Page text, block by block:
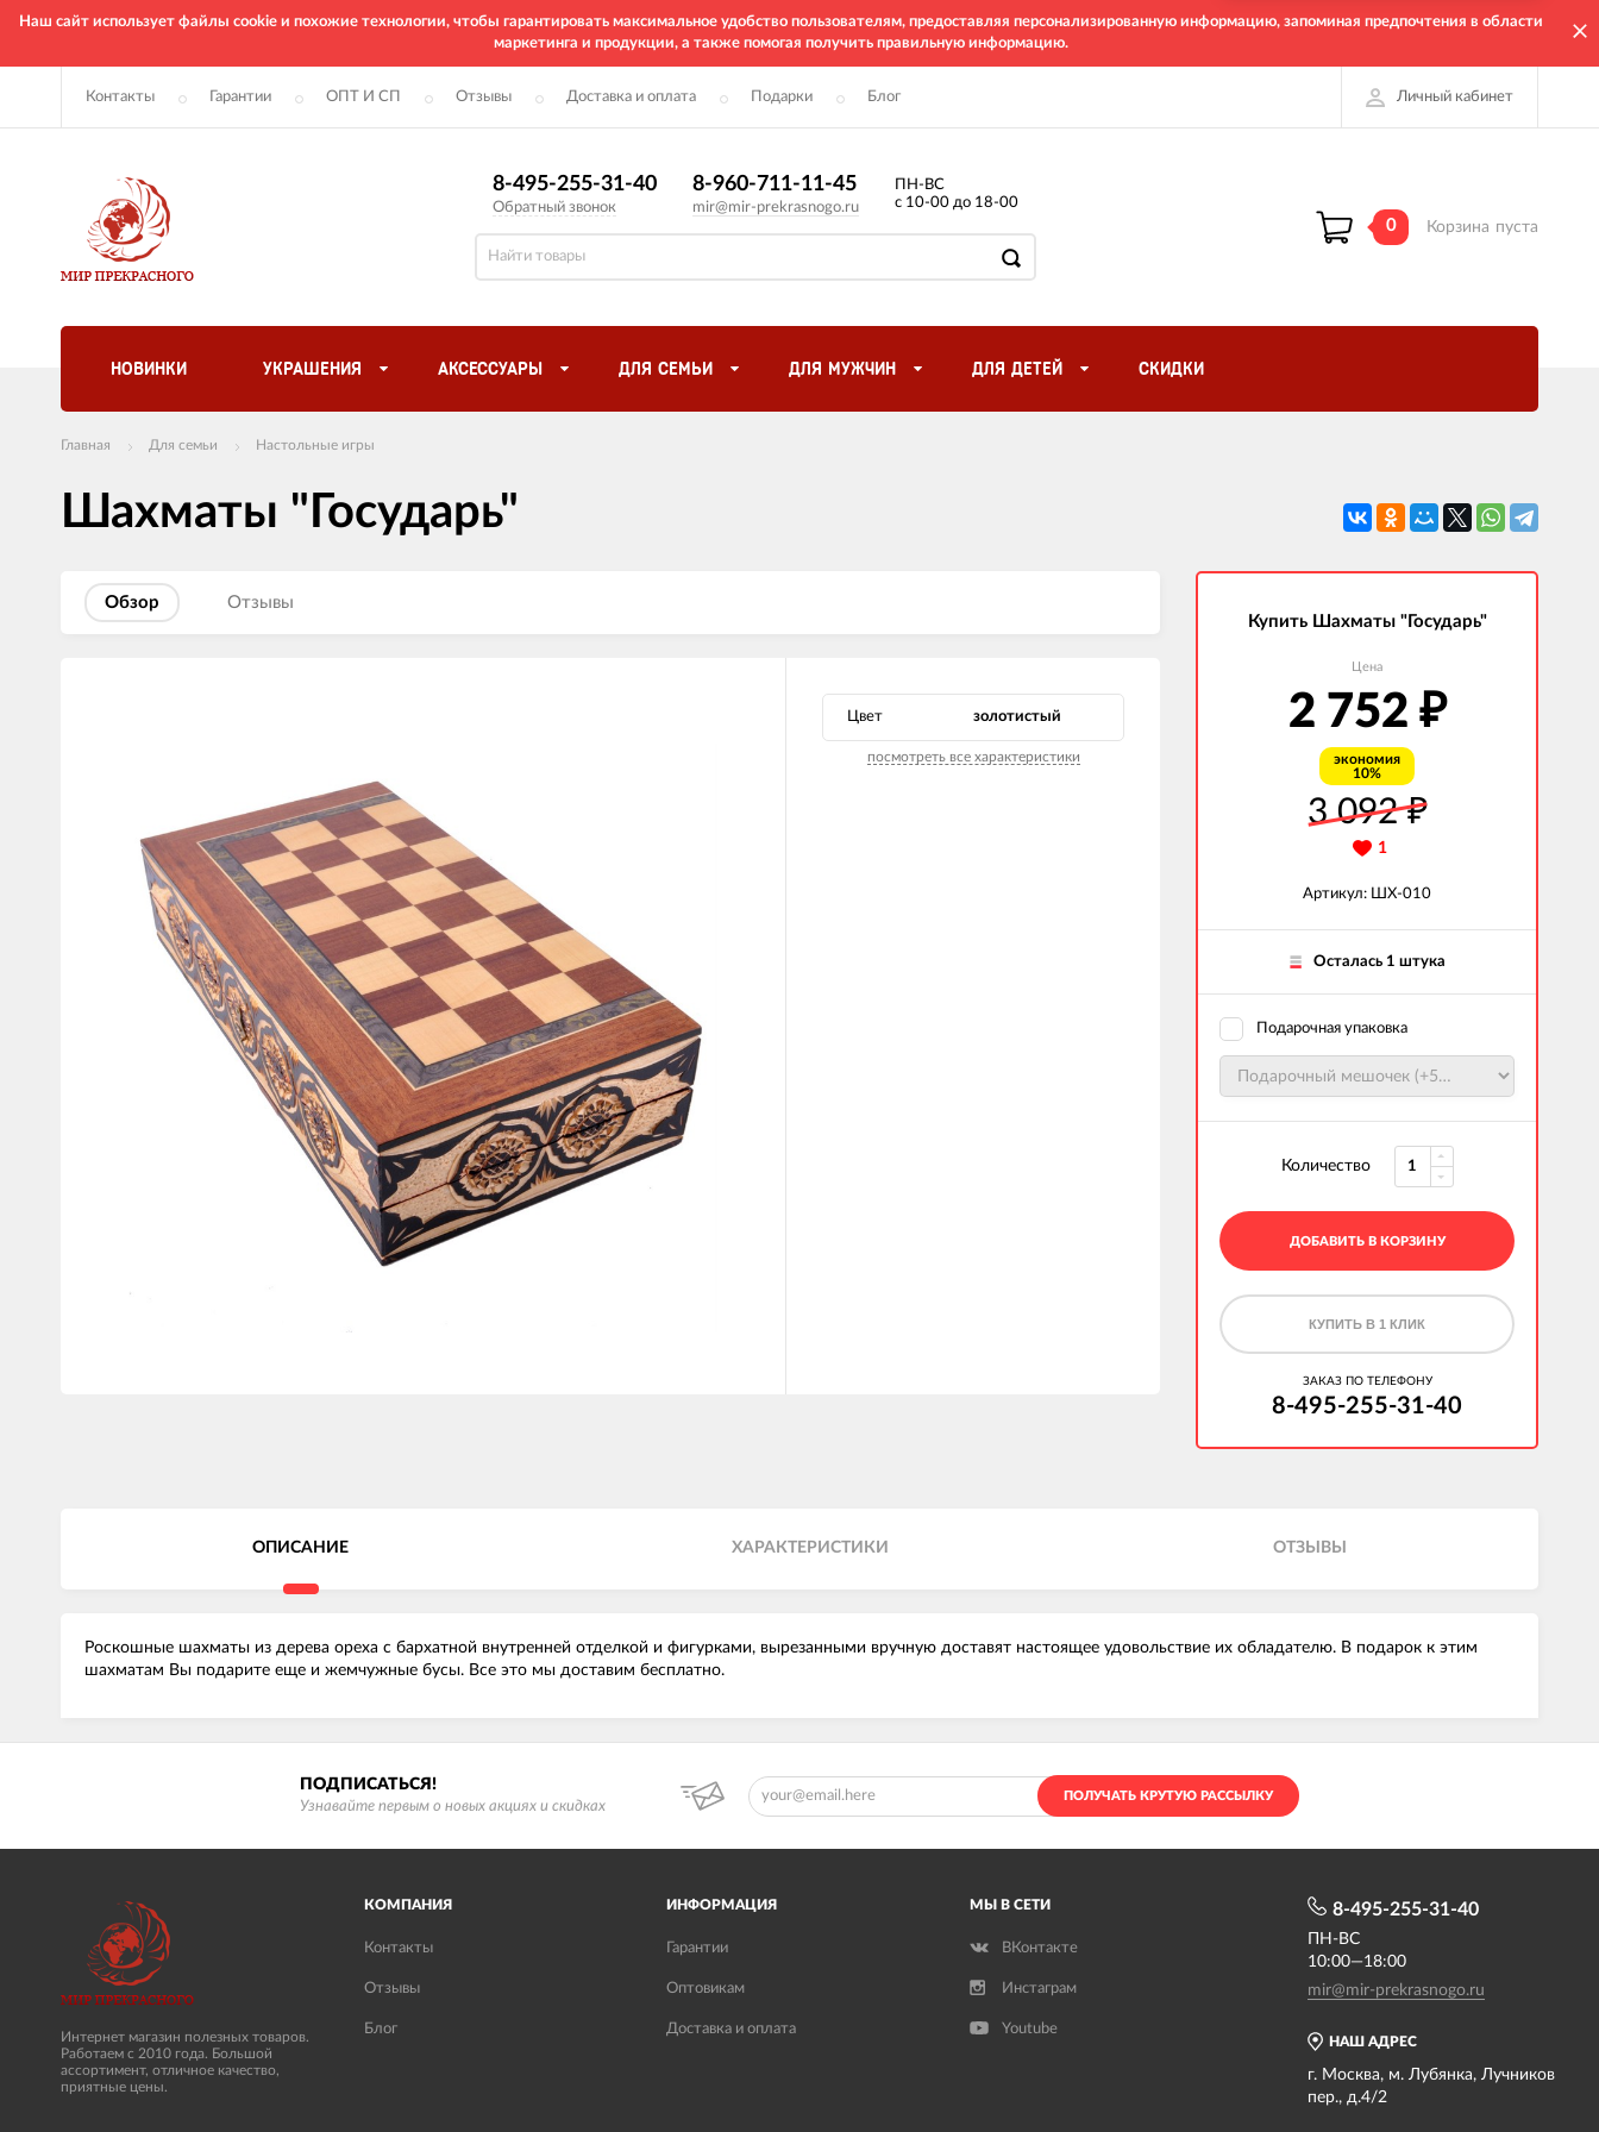
Наш сайт использует файлы cookie и похожие технологии, чтобы гарантировать максимальное удобство пользователям, предоставляя персонализированную информацию, запоминая предпочтения в области
маркетинга и продукции, а также помогая получить правильную информацию.
Контакты Гарантии ОПТ И СП Отзывы Доставка и оплата Подарки Блог Личный кабинет
8-495-255-31-40
Обратный звонок
8-960-711-11-45
mir@mir-prekrasnogo.ru
ПН-ВС
с 10-00 до 18-00
0 Корзина пуста
НОВИНКИ УКРАШЕНИЯ АКСЕССУАРЫ ДЛЯ СЕМЬИ ДЛЯ МУЖЧИН ДЛЯ ДЕТЕЙ СКИДКИ
Главная Для семьи Настольные игры
Шахматы "Государь"
Обзор Отзывы
Цвет золотистый
посмотреть все характеристики
Купить Шахматы "Государь"
Цена
2 752 ₽
экономия
10%
3 092₽
1
Артикул: ШХ-010
Осталась 1 штука
Подарочная упаковка
Количество
ДОБАВИТЬ В КОРЗИНУ
КУПИТЬ В 1 КЛИК
ЗАКАЗ ПО ТЕЛЕФОНУ
8-495-255-31-40
ОПИСАНИЕ ХАРАКТЕРИСТИКИ ОТЗЫВЫ
Роскошные шахматы из дерева ореха с бархатной внутренней отделкой и фигурками, вырезанными вручную доставят настоящее удовольствие их обладателю. В подарок к этим
шахматам Вы подарите еще и жемчужные бусы. Все это мы доставим бесплатно.
ПОДПИСАТЬСЯ!
Узнавайте первым о новых акциях и скидках
ПОЛУЧАТЬ КРУТУЮ РАССЫЛКУ
Интернет магазин полезных товаров.
Работаем с 2010 года. Большой
ассортимент, отличное качество,
приятные цены.
КОМПАНИЯ
Контакты
Отзывы
Блог
ИНФОРМАЦИЯ
Гарантии
Оптовикам
Доставка и оплата
МЫ В СЕТИ
ВКонтакте
Инстаграм
Youtube
НАШ АДРЕС
г. Москва, м. Лубянка, Лучников
пер., д.4/2
8-495-255-31-40
ПН-ВС
10:00—18:00
mir@mir-prekrasnogo.ru